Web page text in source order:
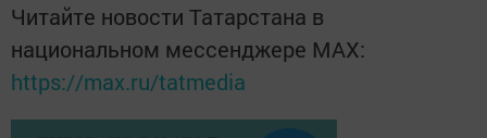
Читайте новости Татарстана в
национальном мессенджере MАХ:
https://max.ru/tatmedia